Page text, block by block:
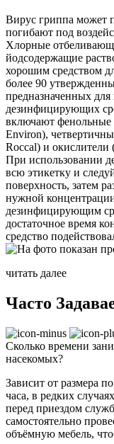
Вирус гриппа может
погибают под
Хлорные
йодсодержащие
хорошим средством
более 90
предназначенных
дезинфицирующих
включают фенольные
Environ),
Roccal) и
При использовании
всю этикетку и
поверхность, затем
нужной
дезинфицирующим
достаточное время
средство
читать далее
Часто
Сколько времени
насекомых?
Зависит от размера
часа, в редких
перед приездом
самостоятельно
объёмную мебель,